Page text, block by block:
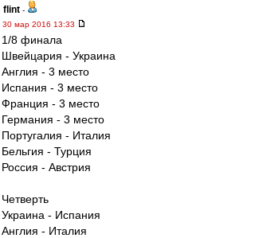
flint -
30 мар 2016 13:33
1/8 финала
Швейцария - Украина
Англия - 3 место
Испания - 3 место
Франция - 3 место
Германия - 3 место
Португалия - Италия
Бельгия - Турция
Россия - Австрия
Четверть
Украина - Испания
Англия - Италия